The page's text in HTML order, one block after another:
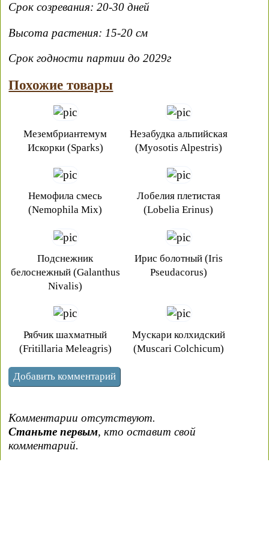
Срок созревания: 20-30 дней
Высота растения: 15-20 см
Срок годности партии до 2029г
Похожие товары
Мезембриантемум
Искорки (Sparks)
Незабудка альпийская
(Myosotis Alpestris)
Немофила смесь
(Nemophila Mix)
Лобелия плетистая
(Lobelia Erinus)
Подснежник
белоснежный (Galanthus
Nivalis)
Ирис болотный (Iris
Pseudacorus)
Рябчик шахматный
(Fritillaria Meleagris)
Мускари колхидский
(Muscari Colchicum)
Комментарии отсутствуют.
Станьте первым, кто оставит свой
комментарий.